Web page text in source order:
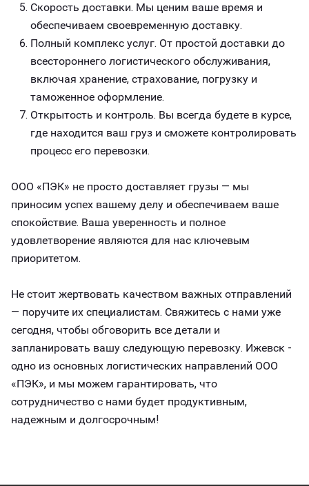
Скорость доставки. Мы ценим ваше время и
обеспечиваем своевременную доставку.
Полный комплекс услуг. От простой доставки до
всестороннего логистического обслуживания,
включая хранение, страхование, погрузку и
таможенное оформление.
Открытость и контроль. Вы всегда будете в курсе,
где находится ваш груз и сможете контролировать
процесс его перевозки.
ООО «ПЭК» не просто доставляет грузы — мы
приносим успех вашему делу и обеспечиваем ваше
спокойствие. Ваша уверенность и полное
удовлетворение являются для нас ключевым
приоритетом.
Не стоит жертвовать качеством важных отправлений
— поручите их специалистам. Свяжитесь с нами уже
сегодня, чтобы обговорить все детали и
запланировать вашу следующую перевозку. Ижевск -
одно из основных логистических направлений ООО
«ПЭК», и мы можем гарантировать, что
сотрудничество с нами будет продуктивным,
надежным и долгосрочным!